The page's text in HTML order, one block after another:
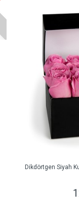
Dikdörtgen Siyah